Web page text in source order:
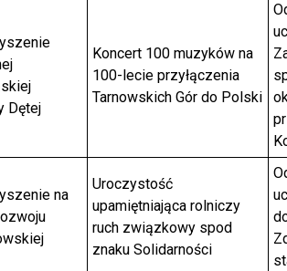
Dętej
Koncert 100 muzyków na
100-lecie przyłączenia
Tarnowskich Gór do Polski
na
Uroczystość
upamiętniająca rolniczy
ruch związkowy spod
znaku Solidarności